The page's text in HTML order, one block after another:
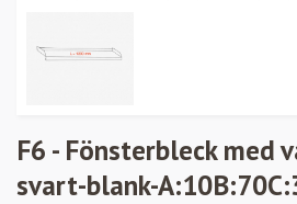
F6 - Fönsterbleck med
svart-blank-